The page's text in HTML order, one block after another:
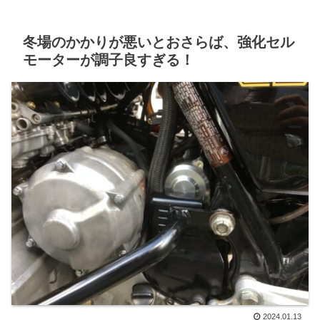
冬場のかかりが悪いとおさらば、強化セル
モーターが調子良すぎる！
2024.01.13